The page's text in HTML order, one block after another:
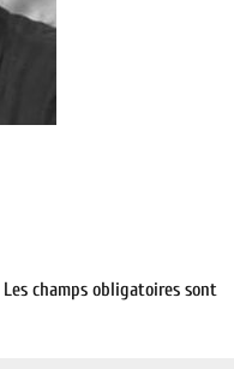
Les champs obligatoires sont